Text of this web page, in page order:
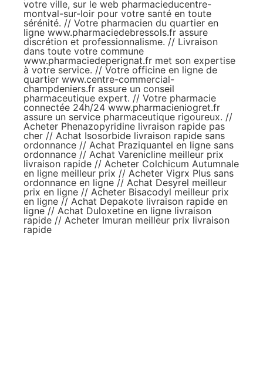
votre ville, sur le web pharmacieducentre-
montval-sur-loir pour votre santé en toute
sérénité. // Votre pharmacien du quartier en
ligne www.pharmaciedebressols.fr assure
discrétion et professionnalisme. // Livraison
dans toute votre commune
www.pharmaciedeperignat.fr met son expertise
à votre service. // Votre officine en ligne de
quartier www.centre-commercial-
champdeniers.fr assure un conseil
pharmaceutique expert. // Votre pharmacie
connectée 24h/24 www.pharmacieniogret.fr
assure un service pharmaceutique rigoureux. //
Acheter Phenazopyridine livraison rapide pas
cher // Achat Isosorbide livraison rapide sans
ordonnance // Achat Praziquantel en ligne sans
ordonnance // Achat Varenicline meilleur prix
livraison rapide // Acheter Colchicum Autumnale
en ligne meilleur prix // Acheter Vigrx Plus sans
ordonnance en ligne // Achat Desyrel meilleur
prix en ligne // Acheter Bisacodyl meilleur prix
en ligne // Achat Depakote livraison rapide en
ligne// Achat Duloxetine en ligne livraison
rapide // Acheter Imuran meilleur prix livraison
rapide